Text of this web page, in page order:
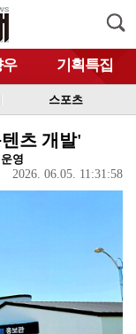
우 기획특집
스포츠
츠 개발'
영
2026. 06.05. 11:31:58